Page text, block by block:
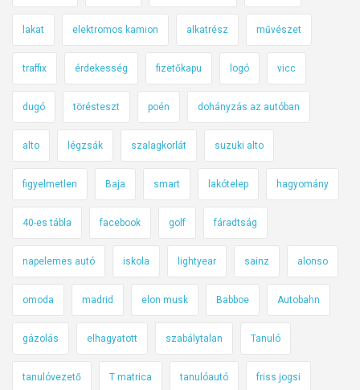
lakat elektromos kamion alkatrész művészet
traffix érdekesség fizetőkapu logó vicc
dugó törésteszt poén dohányzás az autóban
alto légzsák szalagkorlát suzuki alto
figyelmetlen Baja smart lakótelep hagyomány
40-es tábla facebook golf fáradtság
napelemes autó iskola lightyear sainz alonso
omoda madrid elon musk Babboe Autobahn
gázolás elhagyatott szabálytalan Tanuló
tanulóvezető T matrica tanulóautó friss jogsi